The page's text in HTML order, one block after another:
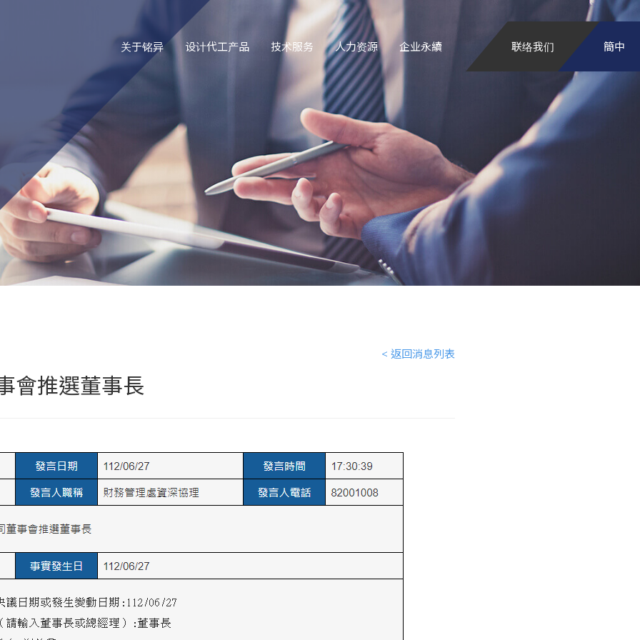
关于铭异 设计代工产品 技术服务 人力资源 企业永續 联络我们 簡中
< 返回消息列表
會推選董事長